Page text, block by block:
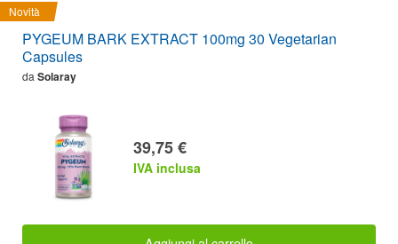
Novità
PYGEUM BARK EXTRACT 100mg 30 Vegetarian
Capsules
da Solaray
39,75 €
IVA inclusa